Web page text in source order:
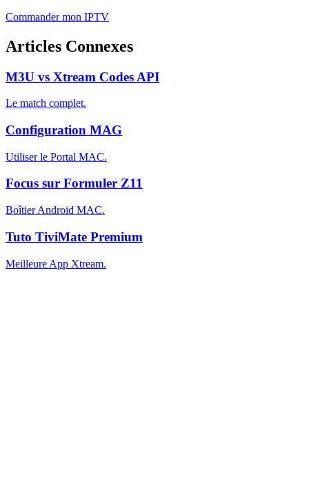
Commander mon IPTV
Articles Connexes
M3U vs Xtream Codes API
Le match complet.
Configuration MAG
Utiliser le Portal MAC.
Focus sur Formuler Z11
Boîtier Android MAC.
Tuto TiviMate Premium
Meilleure App Xtream.